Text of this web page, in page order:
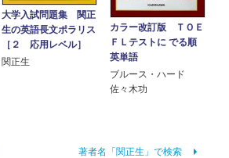
大学入試問題集 関正
生の英語長文ポラリス
［２ 応用レベル］
関正生
カラー改訂版 ＴＯＥ
ＦＬテストに でる順
英単語
ブルース・ハード
佐々木功
著者名「関正生」で検索